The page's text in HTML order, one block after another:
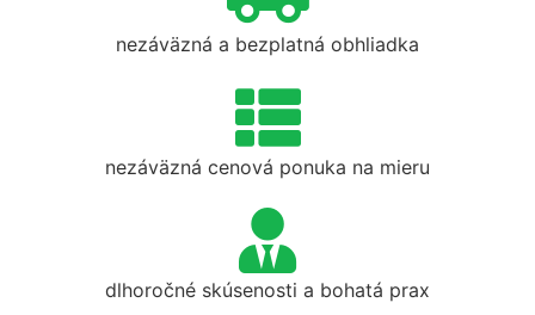
nezáväzná a bezplatná obhliadka
nezáväzná cenová ponuka na mieru
dlhoročné skúsenosti a bohatá prax